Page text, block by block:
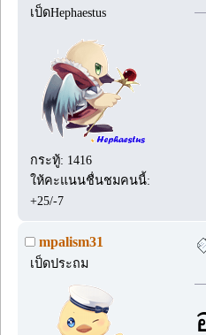
เป็ดHephaestus
กระทู้: 1416
ให้คะแนนชื่นชมคนนี้:
+25/-7
mpalism31
เป็ดประถม